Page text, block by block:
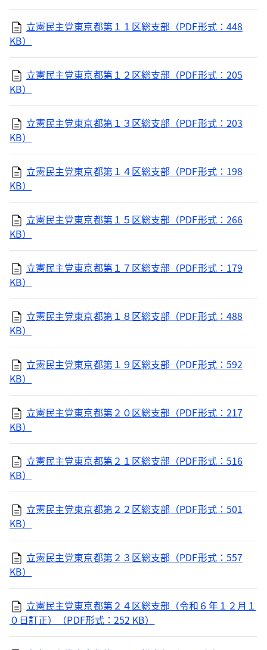
立憲民主党東京都第１１区総支部（PDF形式：448
KB）
立憲民主党東京都第１２区総支部（PDF形式：205
KB）
立憲民主党東京都第１３区総支部（PDF形式：203
KB）
立憲民主党東京都第１４区総支部（PDF形式：198
KB）
立憲民主党東京都第１５区総支部（PDF形式：266
KB）
立憲民主党東京都第１７区総支部（PDF形式：179
KB）
立憲民主党東京都第１８区総支部（PDF形式：488
KB）
立憲民主党東京都第１９区総支部（PDF形式：592
KB）
立憲民主党東京都第２０区総支部（PDF形式：217
KB）
立憲民主党東京都第２１区総支部（PDF形式：516
KB）
立憲民主党東京都第２２区総支部（PDF形式：501
KB）
立憲民主党東京都第２３区総支部（PDF形式：557
KB）
立憲民主党東京都第２４区総支部（令和６年１２月１
０日訂正）（PDF形式：252 KB）